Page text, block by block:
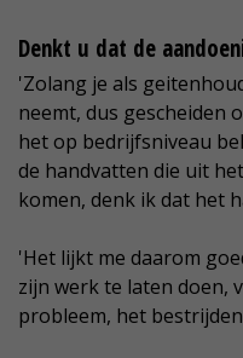
Denkt u dat de
'Zolang je als
neemt, dus gescheiden
het op bedrijfsniveau
de handvatten die uit
komen, denk ik dat het
'Het lijkt me daarom
zijn werk te laten doen,
probleem, het